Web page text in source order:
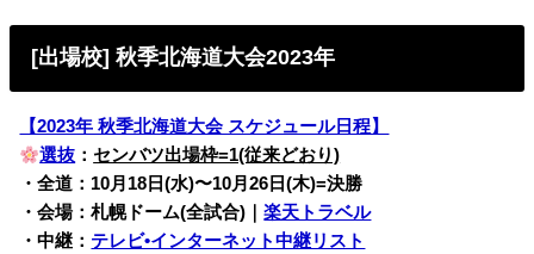
[出場校] 秋季北海道大会2023年
【2023年 秋季北海道大会 スケジュール日程】
選抜 ： センバツ出場枠=1(従来どおり)
・全道：10月18日(水)〜10月26日(木)=決勝
・会場：札幌ドーム(全試合)｜楽天トラベル
・中継： テレビ•インターネット中継リスト